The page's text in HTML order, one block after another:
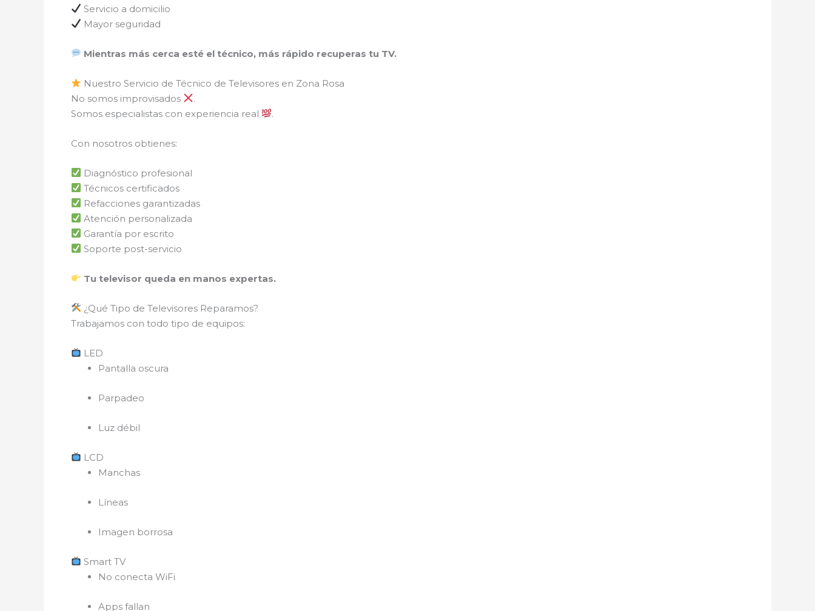
Servicio a domicilio
Mayor seguridad
Mientras más cerca esté el técnico, más rápido recuperas tu TV.
Nuestro Servicio de Técnico de Televisores en Zona Rosa
No somos improvisados
.
Somos especialistas con experiencia real
.
Con nosotros obtienes:
Diagnóstico profesional
Técnicos certificados
Refacciones garantizadas
Atención personalizada
Garantía por escrito
Soporte post-servicio
Tu televisor queda en manos expertas.
¿Qué Tipo de Televisores Reparamos?
Trabajamos con todo tipo de equipos:
LED
Pantalla oscura
Parpadeo
Luz débil
LCD
Manchas
Líneas
Imagen borrosa
Smart TV
No conecta WiFi
Apps fallan